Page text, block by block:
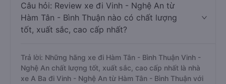
Câu hỏi: Review xe đi Vinh - Nghệ An từ
Hàm Tân - Bình Thuận nào có chất lượng
tốt, xuất sắc, cao cấp nhất?
Trả lời: Những hãng xe đi Hàm Tân - Bình Thuận Vinh -
Nghệ An chất lượng tốt, xuất sắc, cao cấp nhất là nhà
xe A Ba đi Vinh - Nghệ An từ Hàm Tân - Bình Thuận với